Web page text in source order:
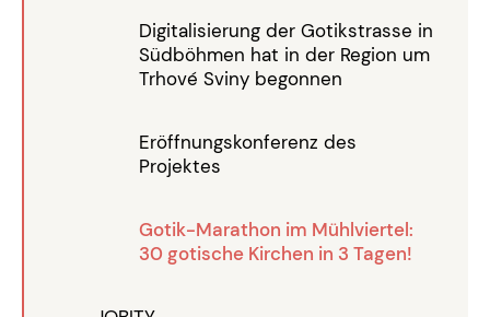
Digitalisierung der Gotikstrasse in
Südböhmen hat in der Region um
Trhové Sviny begonnen
Eröffnungskonferenz des
Projektes
Gotik-Marathon im Mühlviertel:
30 gotische Kirchen in 3 Tagen!